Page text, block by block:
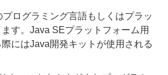
ログラミング言語もしくはプラッ
す。Java SEプラットフォーム用
にはJava開発キットが使用される